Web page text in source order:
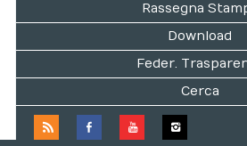
Rassegna
Download
Feder.
Cerca